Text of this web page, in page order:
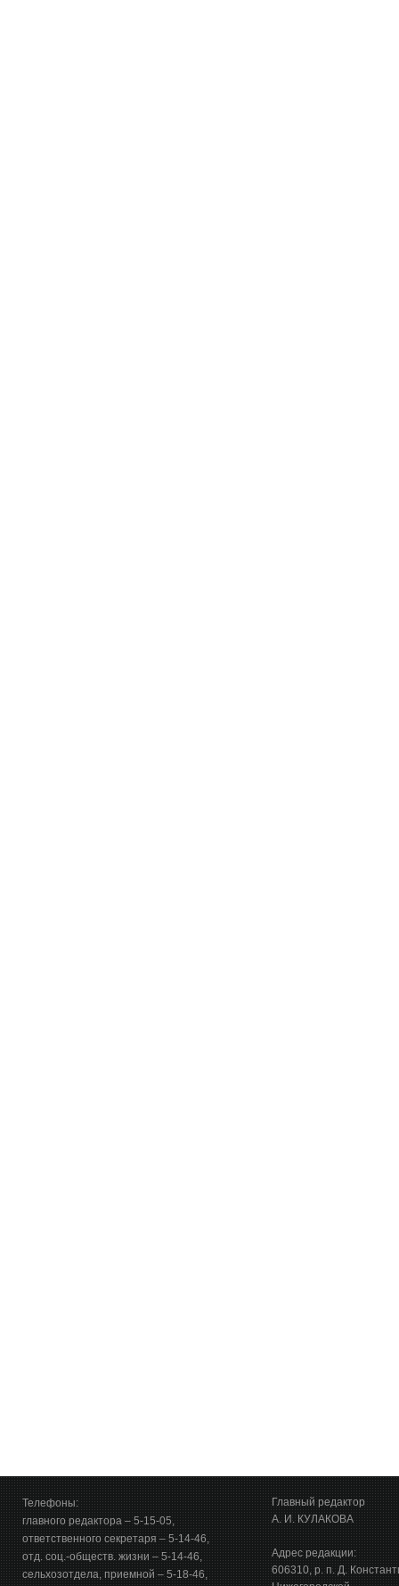
Телефоны:
главного редактора – 5-15-05,
ответственного секретаря – 5-14-46,
отд. соц.-обществ. жизни – 5-14-46,
сельхозотдела, приемной – 5-18-46,
Главный редактор
А. И. КУЛАКОВА
Адрес редакции:
606310, р. п. Д.